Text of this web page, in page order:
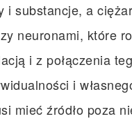
i substancje, a
neuronami, które
i z połączenia
i
mieć źródło poza